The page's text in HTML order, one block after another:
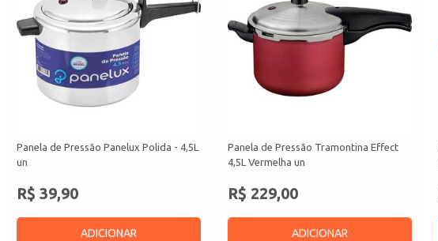
Panela de Pressão Panelux Polida - 4,5L
un
R$ 39,90
ADICIONAR
Panela de Pressão Tramontina Effect
4,5L Vermelha un
R$ 229,00
ADICIONAR